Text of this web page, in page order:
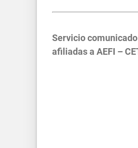
Servicio
afiliadas a AEFI –